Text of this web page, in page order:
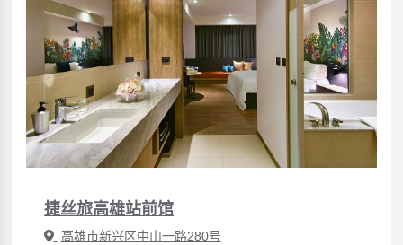
捷丝旅高雄站前馆
高雄市新兴区中山一路280号